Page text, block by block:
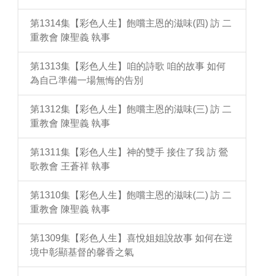
第1314集【彩色人生】飽嚐主恩的滋味(四) 訪 二
重教會 陳聖義 執事
第1313集【彩色人生】咱的詩歌 咱的故事 如何
為自己準備一場無悔的告別
第1312集【彩色人生】飽嚐主恩的滋味(三) 訪 二
重教會 陳聖義 執事
第1311集【彩色人生】神的雙手 接住了我 訪 鶯
歌教會 王蒼祥 執事
第1310集【彩色人生】飽嚐主恩的滋味(二) 訪 二
重教會 陳聖義 執事
第1309集【彩色人生】喜悅姐姐說故事 如何在逆
境中彰顯基督的馨香之氣